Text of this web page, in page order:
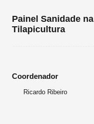
Painel Sanidade na
Tilapicultura
Coordenador
Ricardo Ribeiro